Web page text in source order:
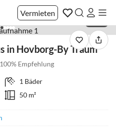
Vermieten
in Hovborg-By Traum
100% Empfehlung
1 Bäder
50 m²